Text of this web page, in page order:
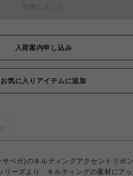
入荷案内申し込み
お気に入りアイテムに追加
ベガ)のキルティングアクセントリボ
リーズより、キルティングの素材にア